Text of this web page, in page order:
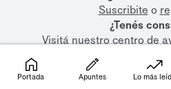
Suscribite o
¿Tenés
Visitá nuestrocentro de
Portada Apuntes Lo más